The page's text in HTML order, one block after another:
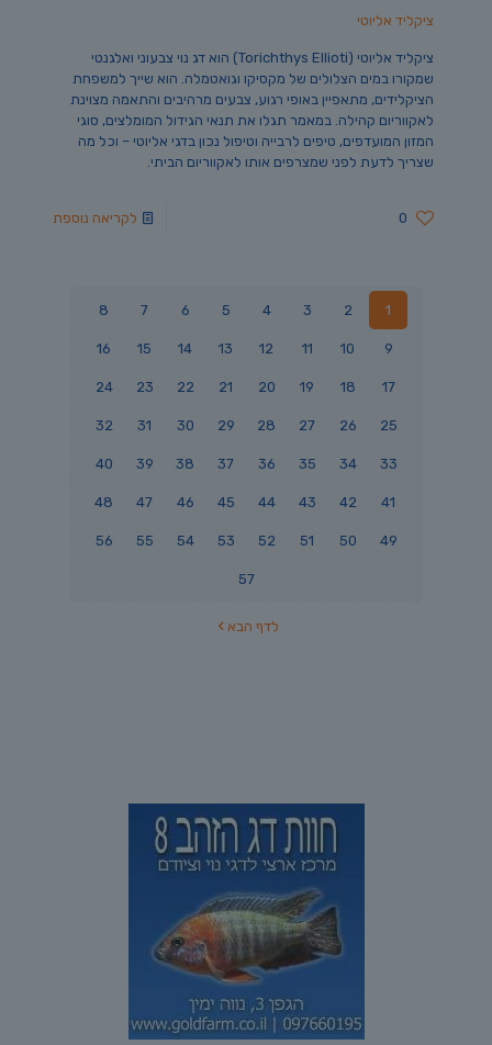
ציקליד אליוטי
ציקליד אליוטי (Torichthys Ellioti) הוא דג נוי צבעוני ואלגנטי
שמקורו במים הצלולים של מקסיקו וגואטמלה. הוא שייך למשפחת
הציקלידים, מתאפיין באופי רגוע, צבעים מרהיבים והתאמה מצוינת
לאקווריום קהילה. במאמר תגלו את תנאי הגידול המומלצים, סוגי
המזון המועדפים, טיפים לרבייה וטיפול נכון בדגי אליוטי – וכל מה
שצריך לדעת לפני שמצרפים אותו לאקווריום הביתי.
0 לקריאה נוספת
1
2
3
4
5
6
7
8
9
10
11
12
13
14
15
16
17
18
19
20
21
22
23
24
25
26
27
28
29
30
31
32
33
34
35
36
37
38
39
40
41
42
43
44
45
46
47
48
49
50
51
52
53
54
55
56
57
לדף הבא